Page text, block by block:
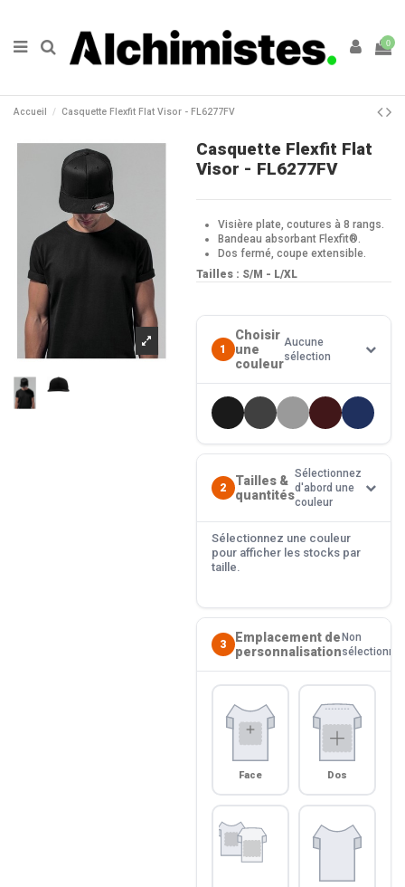
0
Accueil Casquette Flexfit Flat Visor - FL6277FV
Casquette Flexfit Flat
Visor - FL6277FV
Visière plate, coutures à 8 rangs.
Bandeau absorbant Flexfit®.
Dos fermé, coupe extensible.
Tailles : S/M - L/XL
1
Choisir
une
couleur
Aucune
sélection
2
Tailles &
quantités
Sélectionnez
d'abord une
couleur
Sélectionnez une couleur
pour afficher les stocks par
taille.
3
Emplacement de
personnalisation
Non
sélectionné
Face Dos